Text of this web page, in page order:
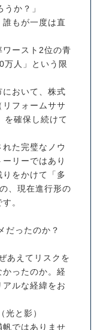
か？」
もが一度は直
ースト2位の青
万人」という限
おいて、株式
フォームササ
を確保し続けて
た完璧なノウ
リーではあり
をかけて「多
、現在進行形の
。
だったのか？
あえてリスクを
ったのか。経
ルな経緯をお
と影）
ではありませ